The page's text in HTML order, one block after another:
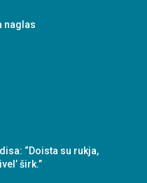
naglas
“Doista su rukja,
širk.”